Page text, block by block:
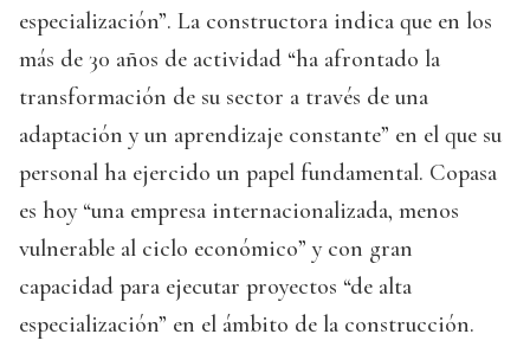
especialización”. La constructora indica que en los
más de 30 años de actividad “ha afrontado la
transformación de su sector a través de una
adaptación y un aprendizaje constante” en el que su
personal ha ejercido un papel fundamental. Copasa
es hoy “una empresa internacionalizada, menos
vulnerable al ciclo económico” y con gran
capacidad para ejecutar proyectos “de alta
especialización” en el ámbito de la construcción.